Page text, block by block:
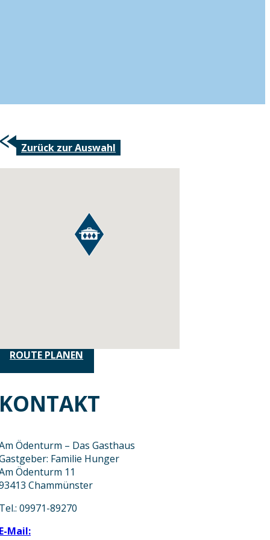
Zurück zur Auswahl
ROUTE PLANEN
KONTAKT
Ödenturm – Das Gasthaus
Familie Hunger
Ödenturm 11
Chammünster
Tel.: 09971-89270
E-Mail: